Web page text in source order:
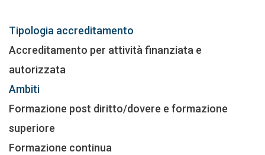
Tipologia accreditamento
Accreditamento per attività finanziata e
autorizzata
Ambiti
Formazione post diritto/dovere e formazione
superiore
Formazione continua